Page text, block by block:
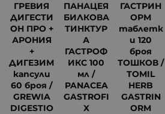
ГРЕВИЯ
ДИГЕСТИ
ОН ПРО +
АРОНИЯ
+
ДИГЕЗИМ
капсули
60 броя /
GREWIA
DIGESTIO
ПАНАЦЕЯ
БИЛКОВА
ТИНКТУР
А
ГАСТРОФ
ИКС 100
мл /
PANACEA
GASTROFI
X
ГАСТРИН
ОРМ
таблетк
и 120
броя
ТОШКОВ /
TOMIL
HERB
GASTRIN
ORM